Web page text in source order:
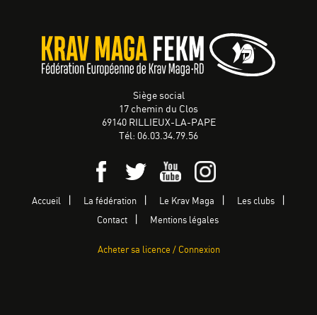
Siège social
17 chemin du Clos
69140 RILLIEUX-LA-PAPE
Tél: 06.03.34.79.56
Accueil La fédération Le Krav Maga Les clubs
Contact Mentions légales
Acheter sa licence / Connexion